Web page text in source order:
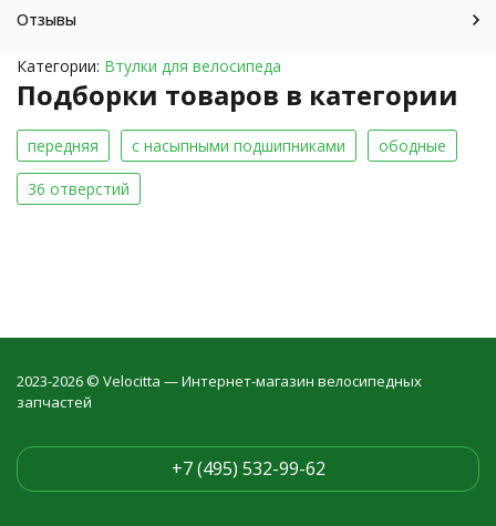
Отзывы
Категории: Втулки для велосипеда
Подборки товаров в категории
передняя с насыпными подшипниками ободные
36 отверстий
2023-2026 © Velocitta — Интернет-магазин велосипедных
запчастей
+7 (495) 532-99-62